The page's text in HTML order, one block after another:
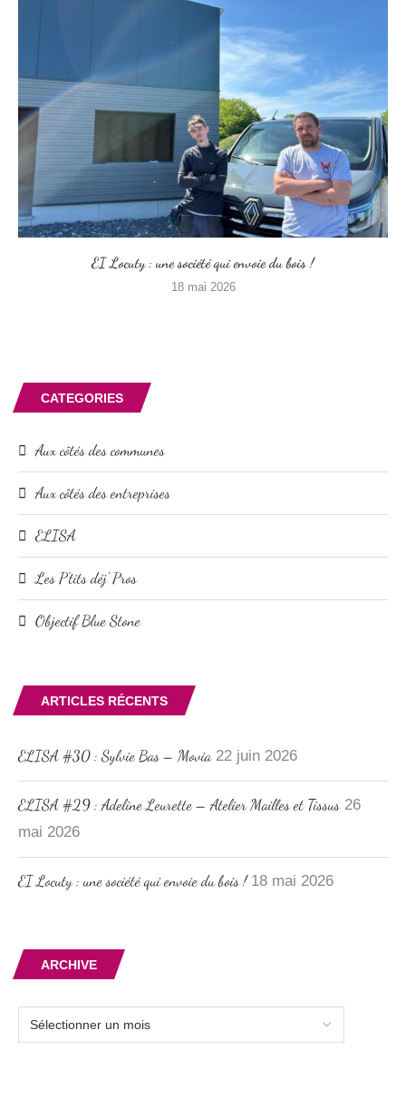
EI Locuty : une société qui envoie du bois !
18 mai 2026
CATEGORIES
Aux côtés des communes
Aux côtés des entreprises
ELISA
Les P'tits déj' Pros
Objectif Blue Stone
ARTICLES RÉCENTS
ELISA #30 : Sylvie Bas – Movia 22 juin 2026
ELISA #29 : Adeline Leurette – Atelier Mailles et Tissus 26
mai 2026
EI Locuty : une société qui envoie du bois ! 18 mai 2026
ARCHIVE